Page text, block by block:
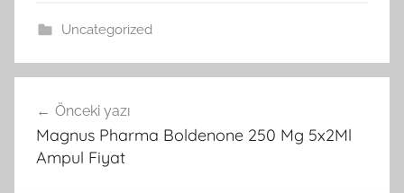
Uncategorized
gezinmesi
Önceki yazı
Magnus Pharma Boldenone 250 Mg 5x2Ml
Ampul Fiyat